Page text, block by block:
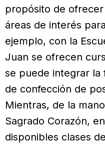
propósito de
áreas de interés
ejemplo, con la
Juan se ofrecen
se puede integrar la
de confección de
Mientras, de la
Sagrado Corazón,
disponibles clases